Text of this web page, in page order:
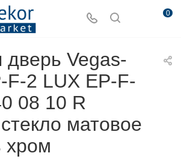
0
Vegas-
F-2 LUX EP-F-
08 10 R
матовое
хром